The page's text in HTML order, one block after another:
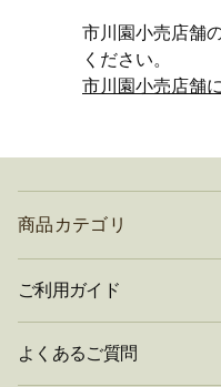
市川園小売店舗
ください。
市川園小売店舗
商品カテゴリ
ご利用ガイド
よくあるご質問